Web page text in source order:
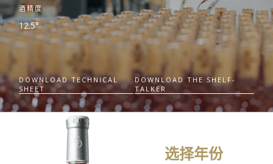
酒精度
12.5°
DOWNLOAD TECHNICAL
SHEET
DOWNLOAD THE SHELF-
TALKER
选择年份